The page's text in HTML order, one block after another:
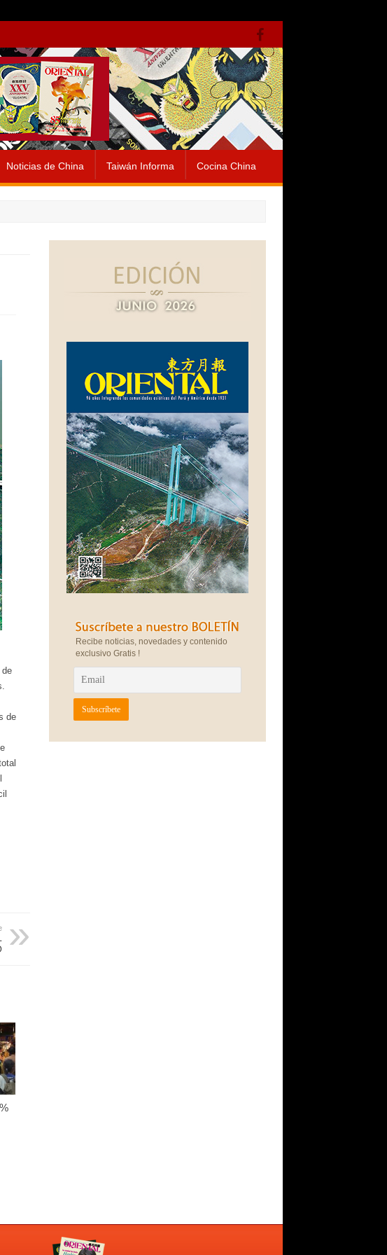
Noticias de China Taiwán Informa Cocina China
de
Recibe noticias, novedades y contenido
exclusivo Gratis !